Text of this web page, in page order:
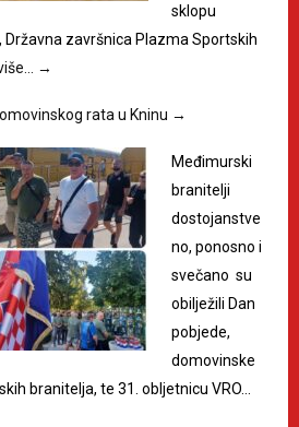
sklopu
Državna završnica Plazma Sportskih
→
rata u Kninu →
Međimurski
branitelji
dostojanstve
no, ponosno i
svečano su
obilježili Dan
pobjede,
domovinske
branitelja, te 31. obljetnicu VRO…